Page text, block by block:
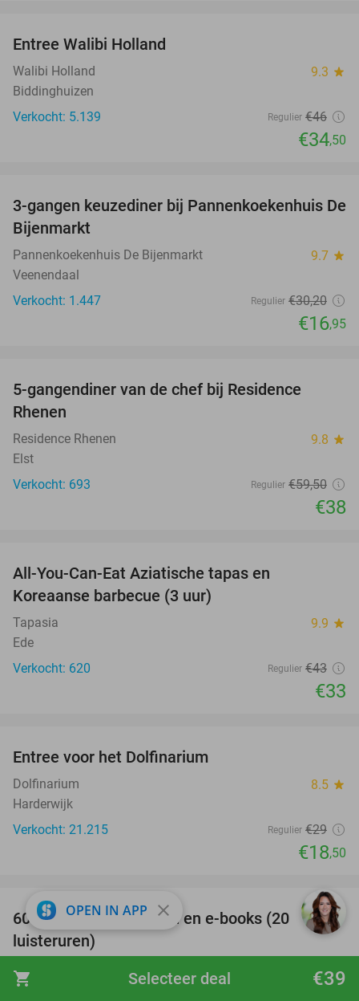
shopping_cart €39
Selecteer deal
Entree Walibi Holland
Walibi Holland 9.3 star
Biddinghuizen
Verkocht: 5.139
Regulier €46
€34,50
44%
3-gangen keuzediner bij Pannenkoekenhuis De
Bijenmarkt
Pannenkoekenhuis De Bijenmarkt 9.7 star
Veenendaal
Verkocht: 1.447
Regulier €30,20
€16,95
5-gangendiner van de chef bij Residence
Rhenen
Residence Rhenen 9.8 star
Elst
Verkocht: 693
Regulier €59,50
€38
All-You-Can-Eat Aziatische tapas en
Koreaanse barbecue (3 uur)
Tapasia 9.9 star
Ede
Verkocht: 620
Regulier €43
€33
Entree voor het Dolfinarium
Dolfinarium 8.5 star
Harderwijk
Verkocht: 21.215
Regulier €29
€18,50
100%
60 dagen luisterboeken en e-books (20
luisteruren)
Nextory
Amsterdam
OPEN IN APP close